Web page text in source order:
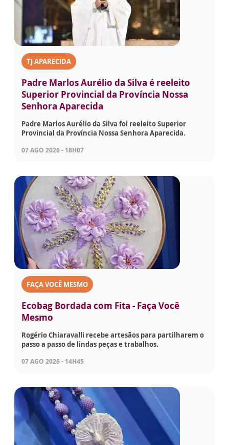
TJ APARECIDA
Padre Marlos Aurélio da Silva é reeleito
Superior Provincial da Província Nossa
Senhora Aparecida
Padre Marlos Aurélio da Silva foi reeleito Superior
Provincial da Província Nossa Senhora Aparecida.
07 AGO 2026 - 18H07
FAÇA VOCÊ MESMO
Ecobag Bordada com Fita - Faça Você
Mesmo
Rogério Chiaravalli recebe artesãos para partilharem o
passo a passo de lindas peças e trabalhos.
07 AGO 2026 - 14H45